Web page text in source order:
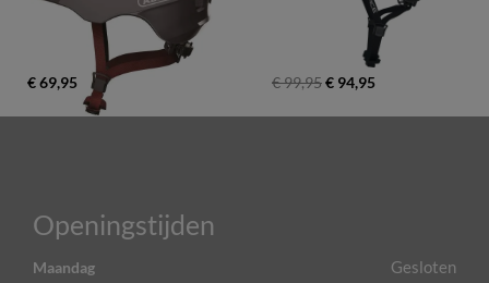
€ 69,95 € 99,95€ 94,95
Openingstijden
Maandag Gesloten